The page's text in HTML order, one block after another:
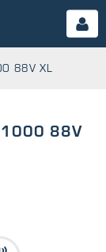
88V XL
88V